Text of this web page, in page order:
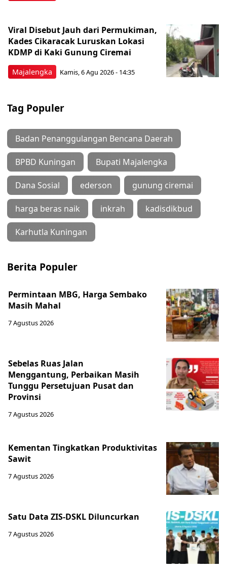
Majalengka
Viral Disebut Jauh dari Permukiman,
Kades Cikaracak Luruskan Lokasi
KDMP di Kaki Gunung Ciremai
Kamis, 6 Agu 2026 - 14:35
Tag Populer
Badan Penanggulangan Bencana Daerah
BPBD Kuningan Bupati Majalengka
Dana Sosial ederson gunung ciremai
harga beras naik inkrah kadisdikbud
Karhutla Kuningan
Berita Populer
Permintaan MBG, Harga Sembako
Masih Mahal
7 Agustus 2026
Sebelas Ruas Jalan
Menggantung, Perbaikan Masih
Tunggu Persetujuan Pusat dan
Provinsi
7 Agustus 2026
Kementan Tingkatkan Produktivitas
Sawit
7 Agustus 2026
Satu Data ZIS-DSKL Diluncurkan
7 Agustus 2026